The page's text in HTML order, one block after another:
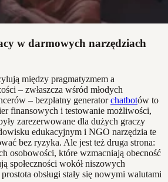
w darmowych narzędziach
między pragmatyzmem a
– zwłaszcza wśród młodych
– bezpłatny generatorchatbotów to
finansowych i testowanie możliwości,
zarezerwowane dla dużych graczy
edukacyjnym i NGO narzędzia te
bez ryzyka. Ale jest też druga strona:
osobowości, które wzmacniają obecność
społeczności wokół niszowych
obsługi stały się nowymi walutami